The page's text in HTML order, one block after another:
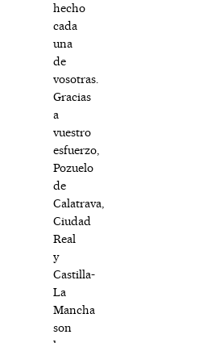
hecho
cada
una
de
vosotras.
Gracias
a
vuestro
esfuerzo,
Pozuelo
de
Calatrava,
Ciudad
Real
y
Castilla-
La
Mancha
son